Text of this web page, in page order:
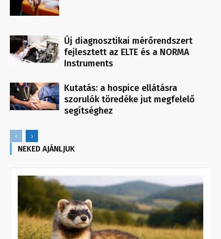
Új diagnosztikai mérőrendszert
fejlesztett az ELTE és a NORMA
Instruments
Kutatás: a hospice ellátásra
szorulók töredéke jut megfelelő
segítséghez
NEKED AJÁNLJUK